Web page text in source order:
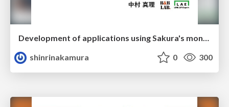
shinrinakamura
0 300